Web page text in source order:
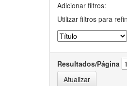
Adicionar filtros:
Utilizar filtros para
Resultados/Página